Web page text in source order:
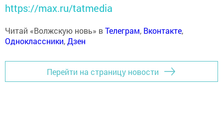
https://max.ru/tatmedia
Читай «Волжскую новь» вТелеграм, Вконтакте,
Одноклассники,Дзен
Перейти на страницу новости